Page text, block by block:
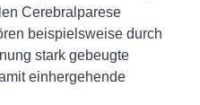
Cerebralparese
beispielsweise durch
stark gebeugte
einhergehende